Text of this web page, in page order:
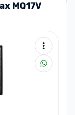
MQ17V